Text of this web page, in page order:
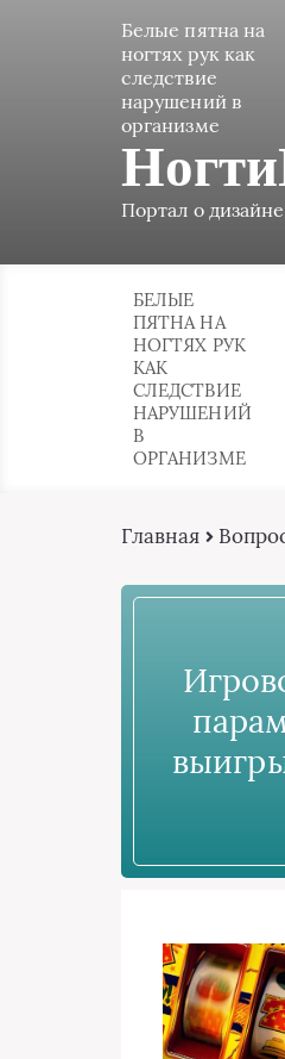
Белые пятна на
ногтях рук как
следствие
нарушений в
организме
Портал о
БЕЛЫЕ
ПЯТНА НА
НОГТЯХ РУК
КАК
СЛЕДСТВИЕ
НАРУШЕНИЙ
В
ОРГАНИЗМЕ
Главная